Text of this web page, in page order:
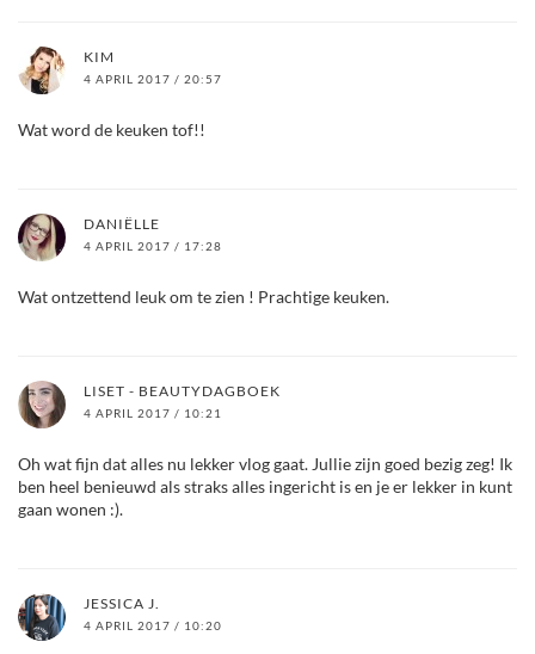
KIM
4 APRIL 2017 / 20:57
Wat word de keuken tof!!
DANIËLLE
4 APRIL 2017 / 17:28
Wat ontzettend leuk om te zien ! Prachtige keuken.
LISET - BEAUTYDAGBOEK
4 APRIL 2017 / 10:21
Oh wat fijn dat alles nu lekker vlog gaat. Jullie zijn goed bezig zeg! Ik
ben heel benieuwd als straks alles ingericht is en je er lekker in kunt
gaan wonen :).
JESSICA J.
4 APRIL 2017 / 10:20